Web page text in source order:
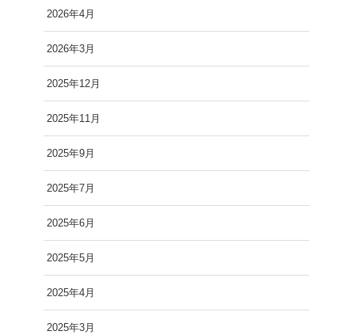
2026年4月
2026年3月
2025年12月
2025年11月
2025年9月
2025年7月
2025年6月
2025年5月
2025年4月
2025年3月